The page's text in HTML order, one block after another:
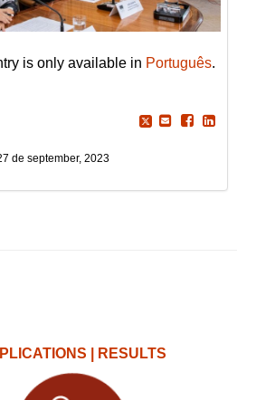
is only available in Português.
de september, 2023
| RESULTS